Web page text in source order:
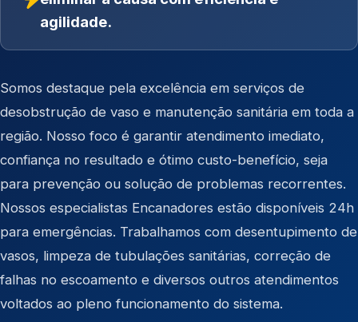
agilidade.
Somos destaque pela excelência em serviços de
desobstrução de vaso e manutenção sanitária em toda a
região. Nosso foco é garantir atendimento imediato,
confiança no resultado e ótimo custo-benefício, seja
para prevenção ou solução de problemas recorrentes.
Nossos especialistas Encanadores estão disponíveis 24h
para emergências. Trabalhamos com desentupimento de
vasos, limpeza de tubulações sanitárias, correção de
falhas no escoamento e diversos outros atendimentos
voltados ao pleno funcionamento do sistema.